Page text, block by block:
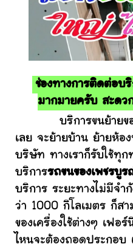
ช่องทางการติดต่อบ
มากมายครับ สะดว
บริการขนย้ายของ
เลย จะย้ายบ้าน ย้ายห้อ
บริษัท ทางเราก็รับใช้ทุ
บริการรถขนของเพชรบูร
บริการ ระยะทางไม่มีจ
ว่า 1000 กิโลเมตร ก็สา
ของเครื่องใช้ต่างๆ เฟอ
ไหนจะต้องถอดประกอบ